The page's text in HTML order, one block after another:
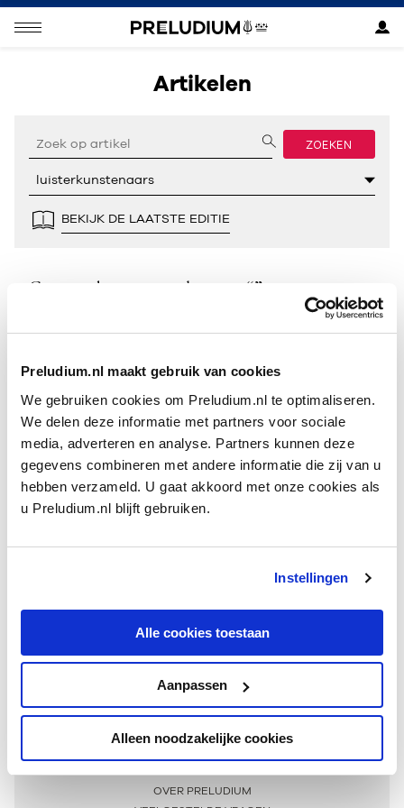
Preludium.nl maakt gebruik van cookies
We gebruiken cookies om Preludium.nl te optimaliseren.
We delen deze informatie met partners voor sociale
media, adverteren en analyse. Partners kunnen deze
gegevens combineren met andere informatie die zij van u
hebben verzameld. U gaat akkoord met onze cookies als
u Preludium.nl blijft gebruiken.
Instellingen
Alle cookies toestaan
Aanpassen
Alleen noodzakelijke cookies
Artikelen
ZOEKEN
BEKIJK DE LAATSTE EDITIE
Geen resultaten gevonden voor “”.
Meer informatie
OVER PRELUDIUM